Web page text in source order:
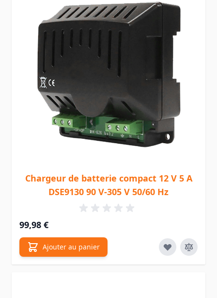
Chargeur de batterie compact 12 V 5 A
DSE9130 90 V-305 V 50/60 Hz
99,98 €
Ajouter au panier